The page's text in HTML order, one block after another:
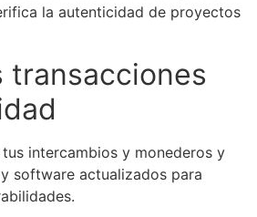
la autenticidad de proyectos
transacciones
intercambios y monederos y
software actualizados para